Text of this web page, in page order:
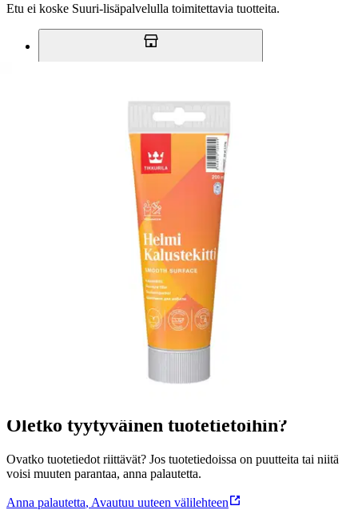
Etu ei koske Suuri‑lisäpalvelulla toimitettavia tuotteita.
Helmi Kalustekitti on vesiohenteinen erikoiskitti kalusteille,
tarkoitettu pienten kolojen kittaukseen ennen pintamaalausta.
Soveltuu kalusteiden, ovien, ikkunoiden ja muiden puupintojen
käsittelyyn kuivissa sisätiloissa.
Oletko tyytyväinen tuotetietoihin?
Ovatko tuotetiedot riittävät? Jos tuotetiedoissa on puutteita tai niitä
voisi muuten parantaa, anna palautetta.
Anna palautetta, Avautuu uuteen välilehteen